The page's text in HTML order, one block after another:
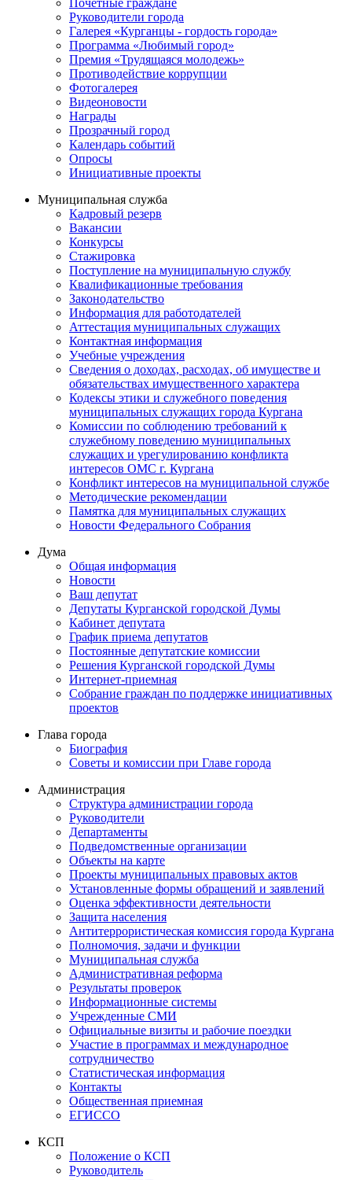
Руководители города
Галерея «Курганцы - гордость города»
Программа «Любимый город»
Премия «Трудящаяся молодежь»
Противодействие коррупции
Фотогалерея
Видеоновости
Награды
Прозрачный город
Календарь событий
Опросы
Инициативные проекты
Муниципальная служба
Кадровый резерв
Вакансии
Конкурсы
Стажировка
Поступление на муниципальную службу
Квалификационные требования
Законодательство
Информация для работодателей
Аттестация муниципальных служащих
Контактная информация
Учебные учреждения
Сведения о доходах, расходах, об имуществе и
обязательствах имущественного характера
Кодексы этики и служебного поведения
муниципальных служащих города Кургана
Комиссии по соблюдению требований к
служебному поведению муниципальных
служащих и урегулированию конфликта
интересов ОМС г. Кургана
Конфликт интересов на муниципальной службе
Методические рекомендации
Памятка для муниципальных служащих
Новости Федерального Cобрания
Дума
Общая информация
Новости
Ваш депутат
Депутаты Курганской городской Думы
Кабинет депутата
График приема депутатов
Постоянные депутатские комиссии
Решения Курганской городской Думы
Интернет-приемная
Собрание граждан по поддержке инициативных
проектов
Глава города
Биография
Советы и комиссии при Главе города
Администрация
Структура администрации города
Руководители
Департаменты
Подведомственные организации
Объекты на карте
Проекты муниципальных правовых актов
Установленные формы обращений и заявлений
Оценка эффективности деятельности
Защита населения
Антитеррористическая комиссия города Кургана
Полномочия, задачи и функции
Муниципальная служба
Административная реформа
Результаты проверок
Информационные системы
Учрежденные СМИ
Официальные визиты и рабочие поездки
Участие в программах и международное
сотрудничество
Статистическая информация
Контакты
Общественная приемная
ЕГИССО
КСП
Положение о КСП
Руководитель